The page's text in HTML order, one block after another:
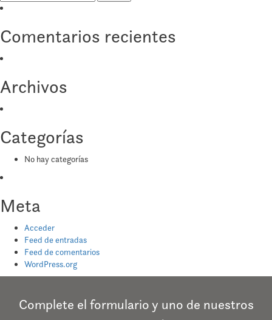
Comentarios recientes
Archivos
Categorías
No hay categorías
Meta
Acceder
Feed de entradas
Feed de comentarios
WordPress.org
Complete el formulario y uno de nuestros